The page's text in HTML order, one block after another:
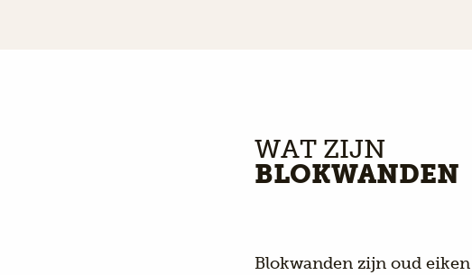
WAT ZIJN
BLOKWANDEN
Blokwanden zijn oud